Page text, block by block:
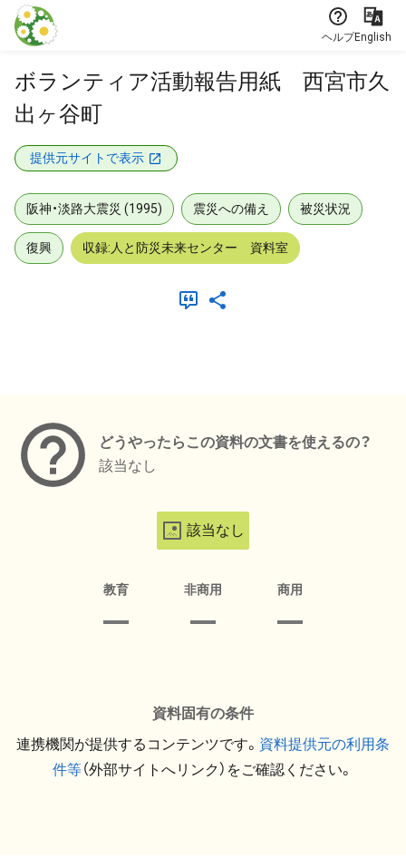
本文に飛ぶ
ヘルプEnglish
ボランティア活動報告用紙 西宮市久
出ヶ谷町
提供元サイトで表示
阪神・淡路大震災 (1995) 震災への備え 被災状況
復興 収録:人と防災未来センター 資料室
どうやったらこの資料の文書を使えるの？
該当なし
該当なし
教育 非商用 商用
資料固有の条件
連携機関が提供するコンテンツです。 資料提供元の利用条
件等（外部サイトへリンク）をご確認ください。